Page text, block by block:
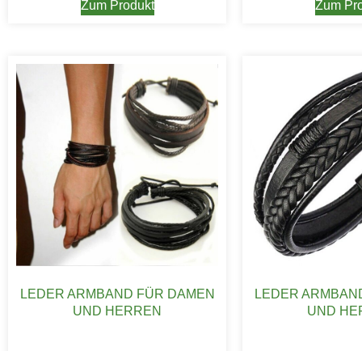
Zum Produkt Zum
LEDER ARMBAND FÜR DAMEN
UND HERREN
LEDER
UND